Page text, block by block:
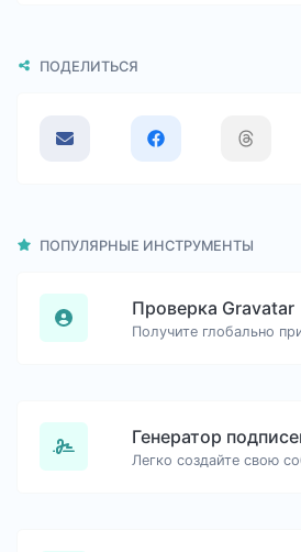
ПОДЕЛИТЬСЯ
ПОПУЛЯРНЫЕ ИНСТРУМЕНТЫ
Проверка Gravatar
Генератор